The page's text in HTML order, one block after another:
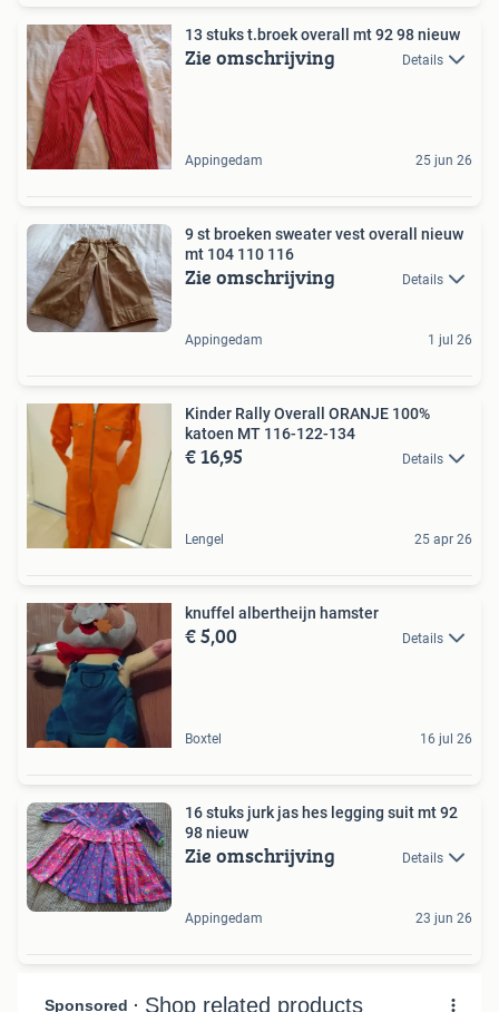
13 stuks t.broek overall mt 92 98 nieuw
Zie omschrijving Details
Appingedam 25 jun 26
9 st broeken sweater vest overall nieuw
mt 104 110 116
Zie omschrijving Details
Appingedam 1 jul 26
Kinder Rally Overall ORANJE 100%
katoen MT 116-122-134
€ 16,95 Details
Lengel 25 apr 26
knuffel albertheijn hamster
€ 5,00 Details
Boxtel 16 jul 26
16 stuks jurk jas hes legging suit mt 92
98 nieuw
Zie omschrijving Details
Appingedam 23 jun 26